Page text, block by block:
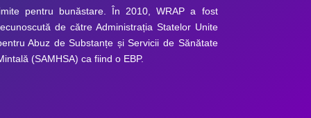
pentru bunăstare. În 2010, WRAP a fost
de către Administrația Statelor Unite
Abuz de Substanțe și Servicii de Sănătate
(SAMHSA) ca fiind o EBP.